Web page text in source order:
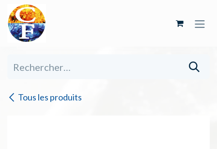
Se rendre au contenu
Tous les produits